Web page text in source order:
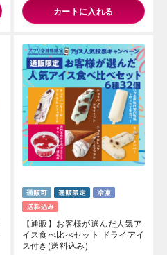
カートに入れる
【通販】お客様が選んだ人気ア
イス食べ比べセット ドライアイ
ス付き(送料込み)